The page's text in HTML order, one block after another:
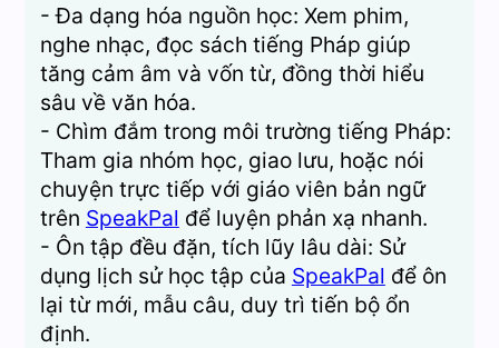
- Đa dạng hóa nguồn học: Xem phim,
nghe nhạc, đọc sách tiếng Pháp giúp
tăng cảm âm và vốn từ, đồng thời hiểu
sâu về văn hóa.
- Chìm đắm trong môi trường tiếng Pháp:
Tham gia nhóm học, giao lưu, hoặc nói
chuyện trực tiếp với giáo viên bản ngữ
trên SpeakPal để luyện phản xạ nhanh.
- Ôn tập đều đặn, tích lũy lâu dài: Sử
dụng lịch sử học tập của SpeakPal để ôn
lại từ mới, mẫu câu, duy trì tiến bộ ổn
định.